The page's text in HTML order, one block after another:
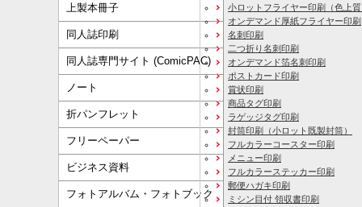
上製本冊子
同人誌印刷
同人誌専門サイト (ComicPAC)
ノート
折パンフレット
フリーペーパー
ビジネス資料
フォトアルバム・フォトブック
小ロットフライヤー印刷（色上
オンデマンド厚紙フライヤー印刷
名刺印刷
二つ折り名刺印刷
オンデマンド箔名刺印刷
ポストカード印刷
賞状印刷
商品タグ印刷
ラゲッジタグ印刷
封筒印刷
（小ロット既製封筒）
フルカラーコースター印刷
メニュー印刷
フルカラーステッカー印刷
郵便ハガキ印刷
ミシン目付 領収書印刷